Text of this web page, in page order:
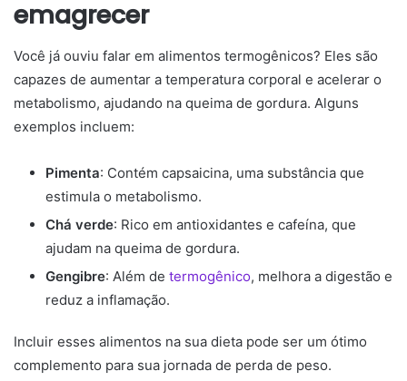
emagrecer
Você já ouviu falar em alimentos termogênicos? Eles são
capazes de aumentar a temperatura corporal e acelerar o
metabolismo, ajudando na queima de gordura. Alguns
exemplos incluem:
Pimenta: Contém capsaicina, uma substância que
estimula o metabolismo.
Chá verde: Rico em antioxidantes e cafeína, que
ajudam na queima de gordura.
Gengibre: Além de termogênico, melhora a digestão e
reduz a inflamação.
Incluir esses alimentos na sua dieta pode ser um ótimo
complemento para sua jornada de perda de peso.